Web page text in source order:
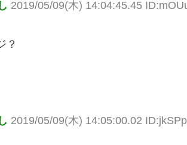
2019/05/09(木) 14:04:45.45
？
2019/05/09(木) 14:05:00.02